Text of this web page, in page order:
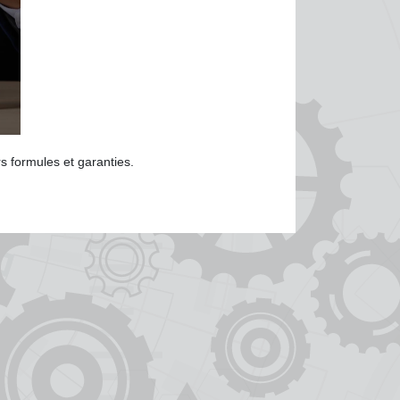
formules et garanties.